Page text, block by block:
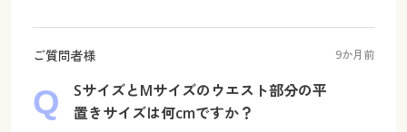
ご質問者様 9か月前
SサイズとMサイズのウエスト部分の平
置きサイズは何cmですか？